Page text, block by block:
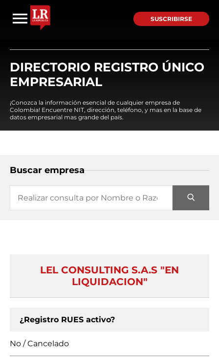
SUSCRIBIRSE
DIRECTORIO REGISTRO ÚNICO
EMPRESARIAL
¡Conozca la información esencial de cualquier empresa de
Colombia! Encuentre NIT, dirección, teléfono, y mas en la base de
datos empresarial mas grande del país.
Buscar empresa
LEL CONSULTING S.A.S "EN
LIQUIDACION"
¿Registro RUES activo?
No / Cancelado